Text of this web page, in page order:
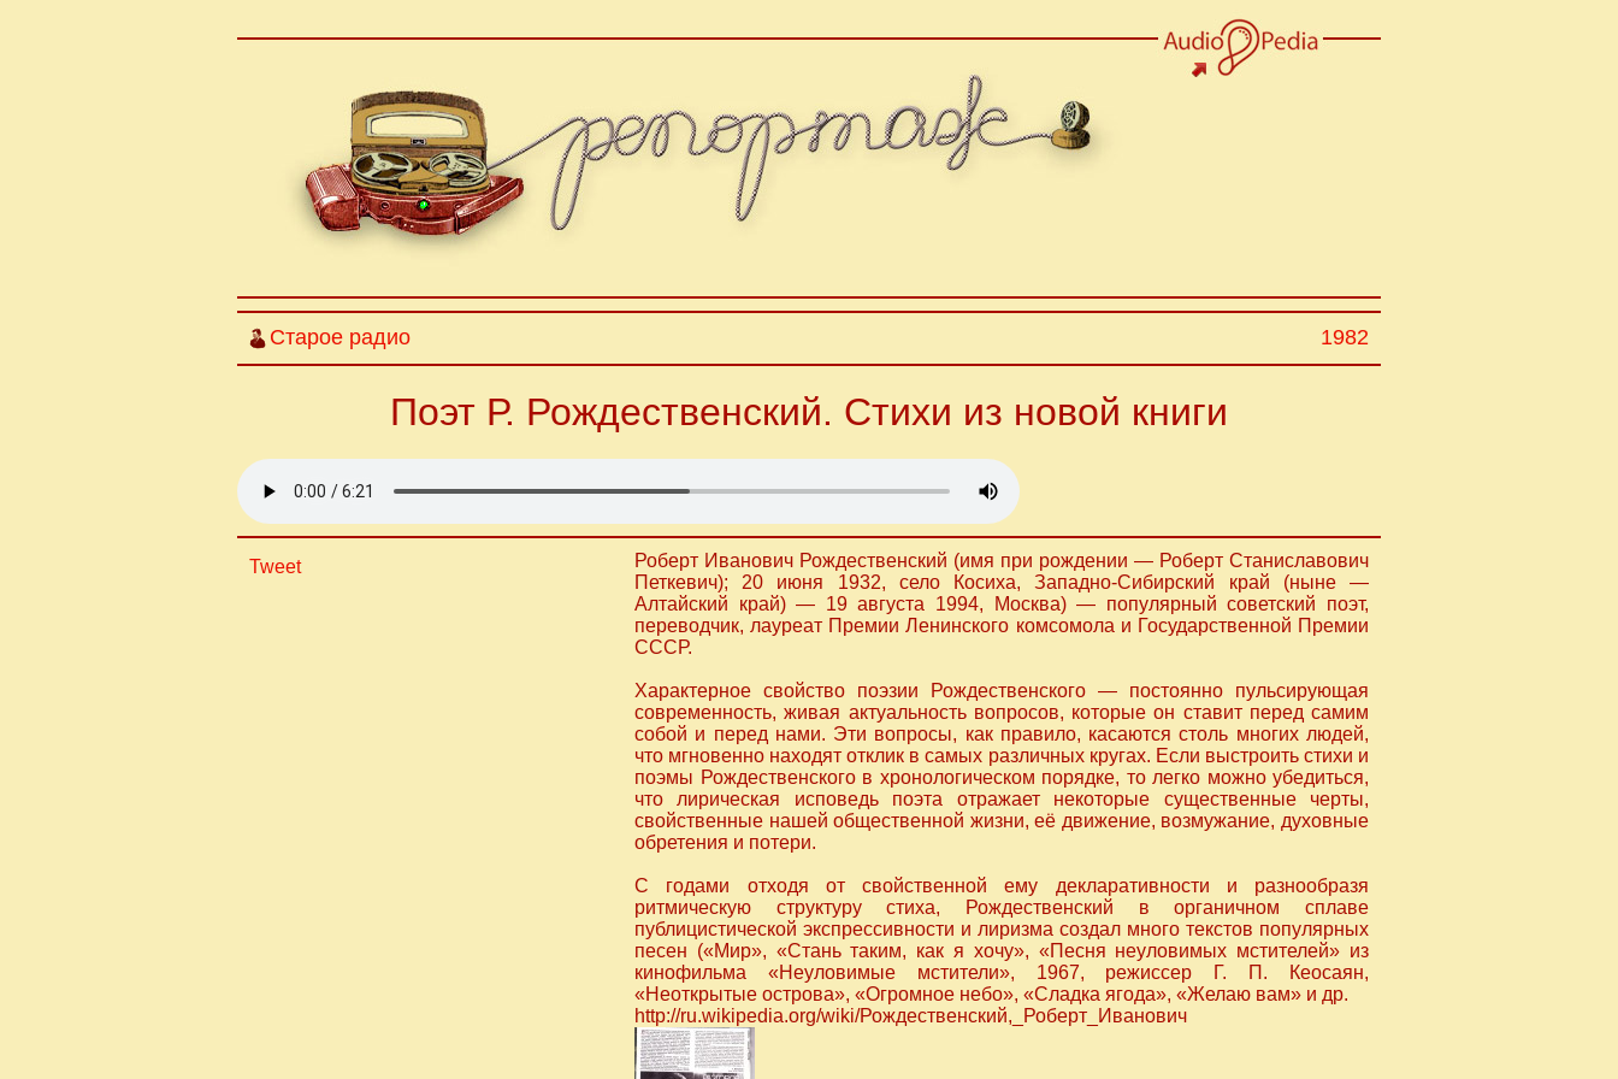
Старое радио 1982
Поэт Р. Рождественский. Стихи из новой книги
Tweet
Роберт Иванович Рождественский (имя при рождении — Роберт Станиславович
Петкевич); 20 июня 1932, село Косиха, Западно-Сибирский край (ныне —
Алтайский край) — 19 августа 1994, Москва) — популярный советский поэт,
переводчик, лауреат Премии Ленинского комсомола и Государственной Премии
СССР.
Характерное свойство поэзии Рождественского — постоянно пульсирующая
современность, живая актуальность вопросов, которые он ставит перед самим
собой и перед нами. Эти вопросы, как правило, касаются столь многих людей,
что мгновенно находят отклик в самых различных кругах. Если выстроить стихи и
поэмы Рождественского в хронологическом порядке, то легко можно убедиться,
что лирическая исповедь поэта отражает некоторые существенные черты,
свойственные нашей общественной жизни, её движение, возмужание, духовные
обретения и потери.
С годами отходя от свойственной ему декларативности и разнообразя
ритмическую структуру стиха, Рождественский в органичном сплаве
публицистической экспрессивности и лиризма создал много текстов популярных
песен («Мир», «Стань таким, как я хочу», «Песня неуловимых мстителей» из
кинофильма «Неуловимые мстители», 1967, режиссер Г. П. Кеосаян,
«Неоткрытые острова», «Огромное небо», «Сладка ягода», «Желаю вам» и др.
http://ru.wikipedia.org/wiki/Рождественский,_Роберт_Иванович